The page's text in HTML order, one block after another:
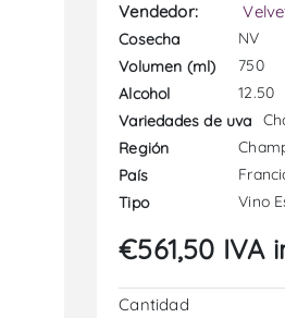
Vendedor:
Cosecha
NV
Volumen (ml)
750
Alcohol
12.50
Variedades de uva
Región
País
Tipo
Vino
€561,50 IVA
Cantidad